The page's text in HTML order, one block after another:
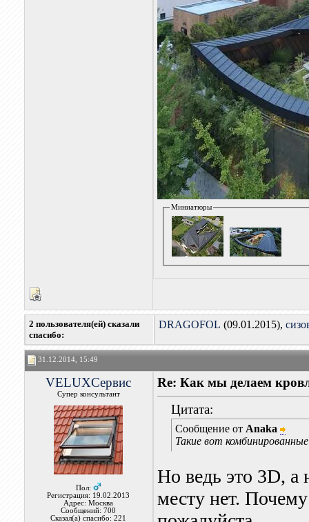
Миниатюры
2 пользователя(ей) сказали
cпасибо:
DRAGOFOL (09.01.2015),
31.12.2014, 15:49
VELUXСервис
Супер консультант
Пол:
Регистрация: 19.02.2013
Адрес: Москва
Сообщений: 700
Сказал(а) спасибо: 221
Re: Как мы делаем
Цитата:
Сообщение от Anaka
Такие вот
Но ведь это 3D, а
месту нет.